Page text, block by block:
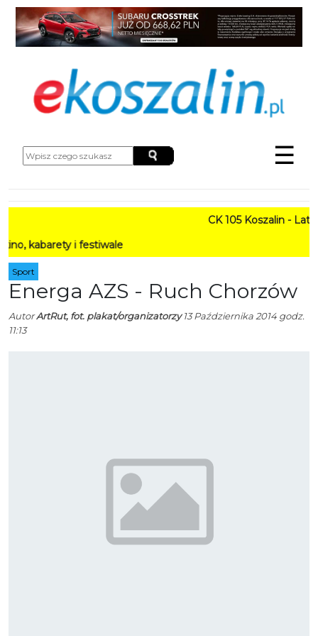
☰
CK 105 Koszalin - Lato w
i festiwale
Sport
Energa AZS - Ruch Chorzów
AutorArtRut, fot. plakat/organizatorzy13 Października 2014 godz.
11:13